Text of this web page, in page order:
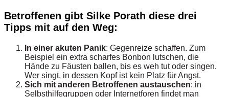
Betroffenen gibt Silke Porath diese drei
Tipps mit auf den Weg:
In einer akuten Panik: Gegenreize schaffen. Zum
Beispiel ein extra scharfes Bonbon lutschen, die
Hände zu Fäusten ballen, bis es weh tut oder singen.
Wer singt, in dessen Kopf ist kein Platz für Angst.
Sich mit anderen Betroffenen austauschen: in
Selbsthilfegruppen oder Internetforen findet man